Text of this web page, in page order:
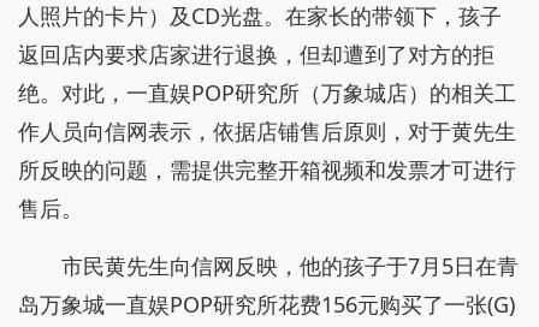
人照片的卡片）及CD光盘。在家长的带领下，孩子
返回店内要求店家进行退换，但却遭到了对方的拒
绝。对此，一直娱POP研究所（万象城店）的相关工
作人员向信网表示，依据店铺售后原则，对于黄先生
所反映的问题，需提供完整开箱视频和发票才可进行
售后。
市民黄先生向信网反映，他的孩子于7月5日在青
岛万象城一直娱POP研究所花费156元购买了一张(G)